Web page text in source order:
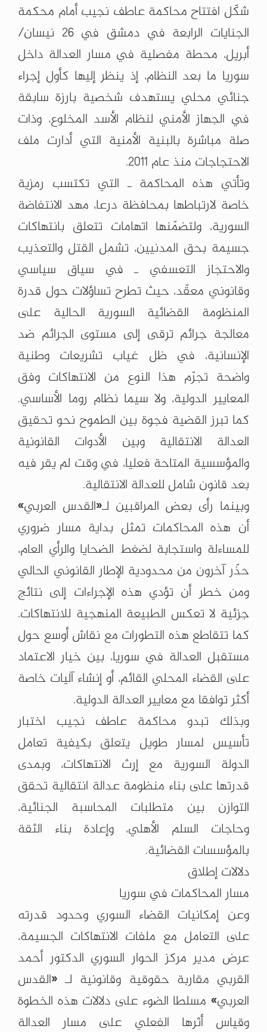
شكّل افتتاح محاكمة عاطف نجيب أمام محكمة
الجنايات الرابعة في دمشق في 26 نيسان/
أبريل، محطة مفصلية في مسار العدالة داخل
سوريا ما بعد النظام، إذ ينظر إليها كأول إجراء
جنائي محلي يستهدف شخصية بارزة سابقة
في الجهاز الأمني لنظام الأسد المخلوع، وذات
صلة مباشرة بالبنية الأمنية التي أدارت ملف
الاحتجاجات منذ عام 2011.
وتأتي هذه المحاكمة ـ التي تكتسب رمزية
خاصة لارتباطها بمحافظة درعا، مهد الانتفاضة
السورية، ولتضمّنها اتهامات تتعلق بانتهاكات
جسيمة بحق المدنيين، تشمل القتل والتعذيب
والاحتجاز التعسفي ـ في سياق سياسي
وقانوني معقّد، حيث تطرح تساؤلات حول قدرة
المنظومة القضائية السورية الحالية على
معالجة جرائم ترقى إلى مستوى الجرائم ضد
الإنسانية، في ظل غياب تشريعات وطنية
واضحة تجرّم هذا النوع من الانتهاكات وفق
المعايير الدولية، ولا سيما نظام روما الأساسي.
كما تبرز القضية فجوة بين الطموح نحو تحقيق
العدالة الانتقالية وبين الأدوات القانونية
والمؤسسية المتاحة فعليا، في وقت لم يقر فيه
بعد قانون شامل للعدالة الانتقالية.
وبينما رأى بعض المراقبين لـ«القدس العربي»
أن هذه المحاكمات تمثل بداية مسار ضروري
للمساءلة واستجابة لضغط الضحايا والرأي العام،
حذّر آخرون من محدودية الإطار القانوني الحالي
ومن خطر أن تؤدي هذه الإجراءات إلى نتائج
جزئية لا تعكس الطبيعة المنهجية للانتهاكات.
كما تتقاطع هذه التطورات مع نقاش أوسع حول
مستقبل العدالة في سوريا، بين خيار الاعتماد
على القضاء المحلي القائم، أو إنشاء آليات خاصة
أكثر توافقا مع معايير العدالة الدولية.
وبذلك تبدو محاكمة عاطف نجيب اختبار
تأسيس لمسار طويل يتعلق بكيفية تعامل
الدولة السورية مع إرث الانتهاكات، وبمدى
قدرتها على بناء منظومة عدالة انتقالية تحقق
التوازن بين متطلبات المحاسبة الجنائية،
وحاجات السلم الأهلي، وإعادة بناء الثقة
بالمؤسسات القضائية.
دلالات إطلاق
مسار المحاكمات في سوريا
وعن إمكانيات القضاء السوري وحدود قدرته
على التعامل مع ملفات الانتهاكات الجسيمة،
عرض مدير مركز الحوار السوري الدكتور أحمد
القربي مقاربة حقوقية وقانونية لـ «القدس
العربي» مسلطا الضوء على دلالات هذه الخطوة
وقياس أثرها الفعلي على مسار العدالة